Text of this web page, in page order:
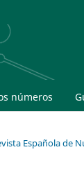
números
Española de